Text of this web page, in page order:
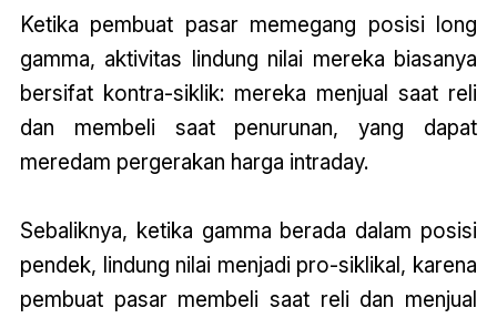
Ketika pembuat pasar memegang posisi long
gamma, aktivitas lindung nilai mereka biasanya
bersifat kontra-siklik: mereka menjual saat reli
dan membeli saat penurunan, yang dapat
meredam pergerakan harga intraday.
Sebaliknya, ketika gamma berada dalam posisi
pendek, lindung nilai menjadi pro-siklikal, karena
pembuat pasar membeli saat reli dan menjual